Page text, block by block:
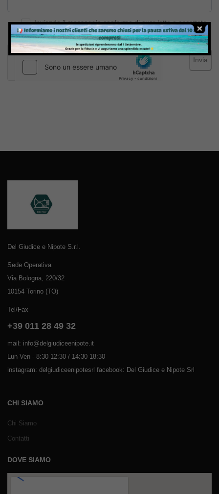
Inviando il messaggio confermo di aver letto e accettato
Termini e condizionidel sito web
Invia
Del Giudice e Nipote S.r.l.
Sede Operativa
Via Bologna, 220/32
10154 Torino (TO)
Tel/Fax
+39 011 28 49 32
mail: info@delgiudiceenipote.it
Lun-Ven - 8:30-12:30 / 14:30-18:30
instagram: delgiudiceenipotesrl facebook: Del Giudice e Nipote Srl
CHI SIAMO
Chi Siamo
Contatti
DOVE SIAMO